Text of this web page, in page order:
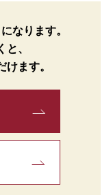
なります。
、
ます。